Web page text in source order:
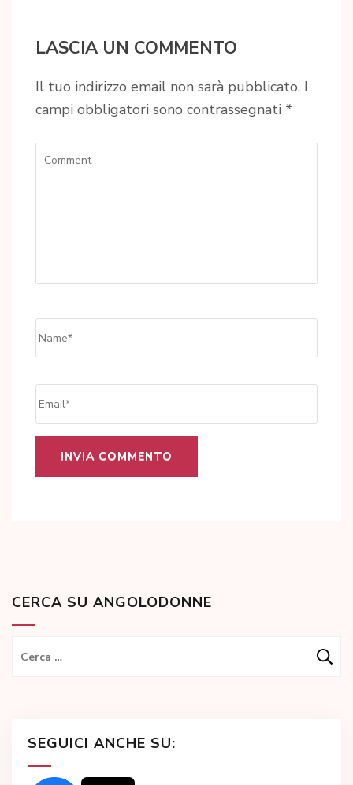
LASCIA UN COMMENTO
Il tuo indirizzo email non sarà pubblicato. I
campi obbligatori sono contrassegnati *
Comment
CERCA SU ANGOLODONNE
Ricerca
SEGUICI ANCHE SU: